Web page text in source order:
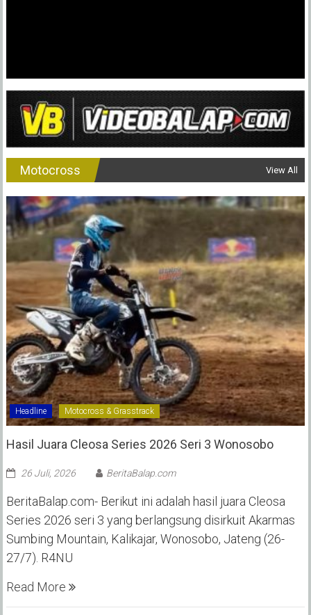
Motocross View All
Headline Motocross & Grasstrack
Hasil Juara Cleosa Series 2026 Seri 3 Wonosobo ‎
26 Juli, 2026 BeritaBalap.com
BeritaBalap.com- Berikut ini adalah hasil juara Cleosa
Series 2026 seri 3 yang berlangsung disirkuit Akarmas
Sumbing Mountain, Kalikajar, Wonosobo, Jateng (26-
27/7). R4NU
Read More